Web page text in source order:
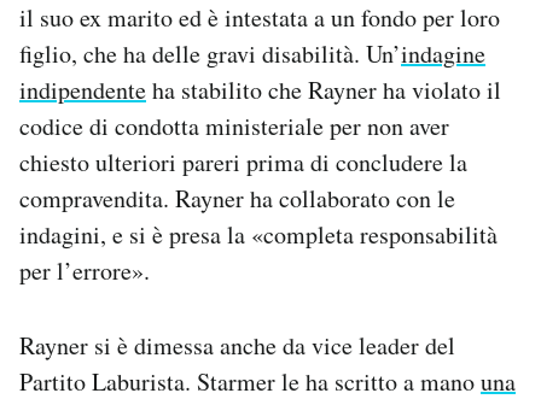
il suo ex marito ed è intestata a un fondo per loro
figlio, che ha delle gravi disabilità. Un’indagine
indipendenteha stabilito che Rayner ha violato il
codice di condotta ministeriale per non aver
chiesto ulteriori pareri prima di concludere la
compravendita. Rayner ha collaborato con le
indagini, e si è presa la «completa responsabilità
per l’errore».
Rayner si è dimessa anche da vice leader del
Partito Laburista. Starmer le ha scritto a manouna